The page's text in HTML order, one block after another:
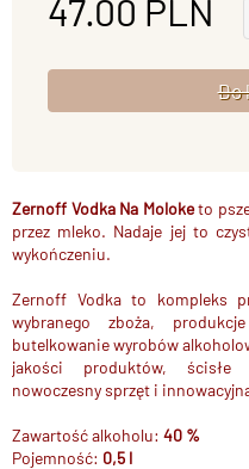
47.00 PLN
Zernoff Vodka Na Moloketo
przez mleko. Nadaje jej to
wykończeniu.
Zernoff Vodka to kompleks
wybranego zboża,
butelkowanie wyrobów
jakości produktów, ścisłe
nowoczesny sprzęt i
Zawartość alkoholu: 40 %
Pojemność: 0,5 l